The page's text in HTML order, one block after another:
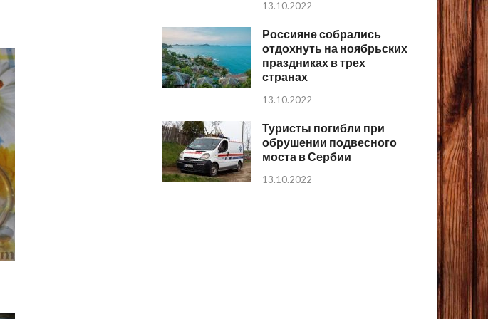
13.10.2022
Россияне собрались
отдохнуть на ноябрьских
праздниках в трех
странах
13.10.2022
Туристы погибли при
обрушении подвесного
моста в Сербии
13.10.2022